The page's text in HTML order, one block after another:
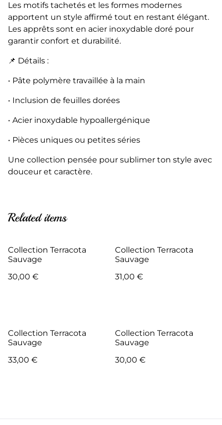
Les motifs tachetés et les formes modernes
apportent un style affirmé tout en restant élégant.
Les apprêts sont en acier inoxydable doré pour
garantir confort et durabilité.
📌 Détails :
• Pâte polymère travaillée à la main
• Inclusion de feuilles dorées
• Acier inoxydable hypoallergénique
• Pièces uniques ou petites séries
Une collection pensée pour sublimer ton style avec
douceur et caractère.
Related items
Collection Terracota
Sauvage
30,00 €
Collection Terracota
Sauvage
31,00 €
Collection Terracota
Sauvage
33,00 €
Collection Terracota
Sauvage
30,00 €